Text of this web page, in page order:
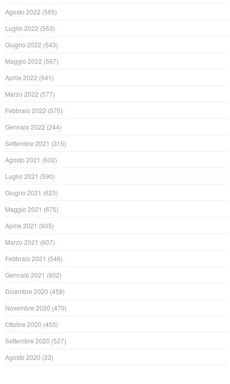
Agosto 2022 (565)
Luglio 2022 (563)
Giugno 2022 (543)
Maggio 2022 (567)
Aprile 2022 (541)
Marzo 2022 (577)
Febbraio 2022 (570)
Gennaio 2022 (244)
Settembre 2021 (315)
Agosto 2021 (602)
Luglio 2021 (590)
Giugno 2021 (623)
Maggio 2021 (675)
Aprile 2021 (605)
Marzo 2021 (607)
Febbraio 2021 (546)
Gennaio 2021 (602)
Dicembre 2020 (458)
Novembre 2020 (470)
Ottobre 2020 (453)
Settembre 2020 (527)
Agosto 2020 (22)